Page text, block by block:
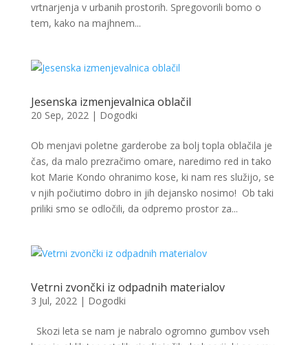
vrtnarjenja v urbanih prostorih. Spregovorili bomo o
tem, kako na majhnem...
Jesenska izmenjevalnica oblačil
20 Sep, 2022| Dogodki
Ob menjavi poletne garderobe za bolj topla oblačila je
čas, da malo prezračimo omare, naredimo red in tako
kot Marie Kondo ohranimo kose, ki nam res služijo, se
v njih počiutimo dobro in jih dejansko nosimo! Ob taki
priliki smo se odločili, da odpremo prostor za...
Vetrni zvončki iz odpadnih materialov
3 Jul, 2022| Dogodki
Skozi leta se nam je nabralo ogromno gumbov vseh